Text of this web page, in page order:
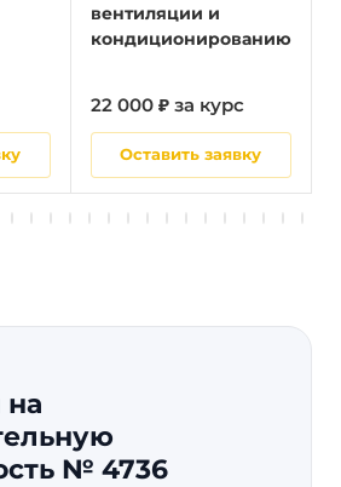
вентиляции и
кондиционированию
22 000 ₽ за курс
Оставить заявку
№ 4736